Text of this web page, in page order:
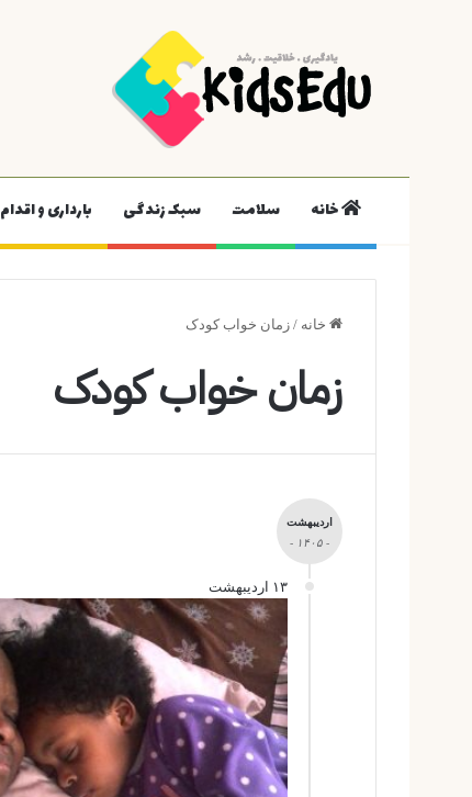
خانه سلامت سبک زندگی بارداری و اقدام
خانه / زمان خواب کودک
زمان خواب کودک
اردیبهشت
- ۱۴۰۵ -
۱۳ اردیبهشت